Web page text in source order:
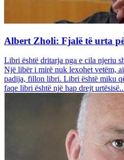
Albert Zholi: Fjalë të urta
Libri është dritarja nga e cila njeriu
Një libër i mirë nuk lexohet vetëm,
padija, fillon libri. Libri është miku
faqe libri është një hap drejt